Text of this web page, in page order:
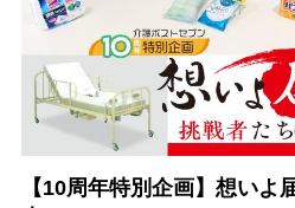
【10周年特別企画】想いよ